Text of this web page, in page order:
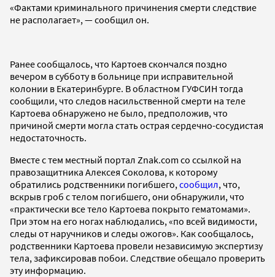
«Фактами криминального причинения смерти следствие
не располагает», — сообщил он.
Ранее сообщалось, что Картоев скончался поздно
вечером в субботу в больнице при исправительной
колонии в Екатеринбурге. В областном ГУФСИН тогда
сообщили, что следов насильственной смерти на теле
Картоева обнаружено не было, предположив, что
причиной смерти могла стать острая сердечно-сосудистая
недостаточность.
Вместе с тем местный портал Znak.com со ссылкой на
правозащитника Алексея Соколова, к которому
обратились родственники погибшего, сообщил, что,
вскрыв гроб с телом погибшего, они обнаружили, что
«практически все тело Картоева покрыто гематомами».
При этом на его ногах наблюдались, «по всей видимости,
следы от наручников и следы ожогов». Как сообщалось,
родственники Картоева провели независимую экспертизу
тела, зафиксировав побои. Следствие обещало проверить
эту информацию.